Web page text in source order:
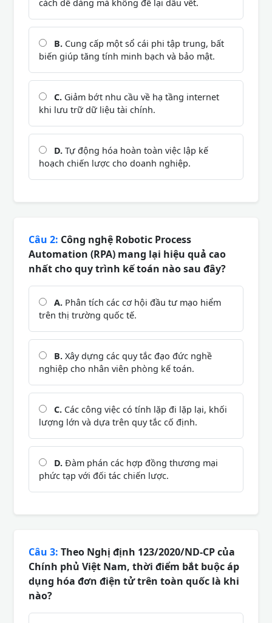
cách dễ dàng mà không để lại dấu vết.
B. Cung cấp một sổ cái phi tập trung, bất
biến giúp tăng tính minh bạch và bảo mật.
C. Giảm bớt nhu cầu về hạ tầng internet
khi lưu trữ dữ liệu tài chính.
D. Tự động hóa hoàn toàn việc lập kế
hoạch chiến lược cho doanh nghiệp.
Câu 2: Công nghệ Robotic Process
Automation (RPA) mang lại hiệu quả cao
nhất cho quy trình kế toán nào sau đây?
A. Phân tích các cơ hội đầu tư mạo hiểm
trên thị trường quốc tế.
B. Xây dựng các quy tắc đạo đức nghề
nghiệp cho nhân viên phòng kế toán.
C. Các công việc có tính lặp đi lặp lại, khối
lượng lớn và dựa trên quy tắc cố định.
D. Đàm phán các hợp đồng thương mại
phức tạp với đối tác chiến lược.
Câu 3: Theo Nghị định 123/2020/ND-CP của
Chính phủ Việt Nam, thời điểm bắt buộc áp
dụng hóa đơn điện tử trên toàn quốc là khi
nào?